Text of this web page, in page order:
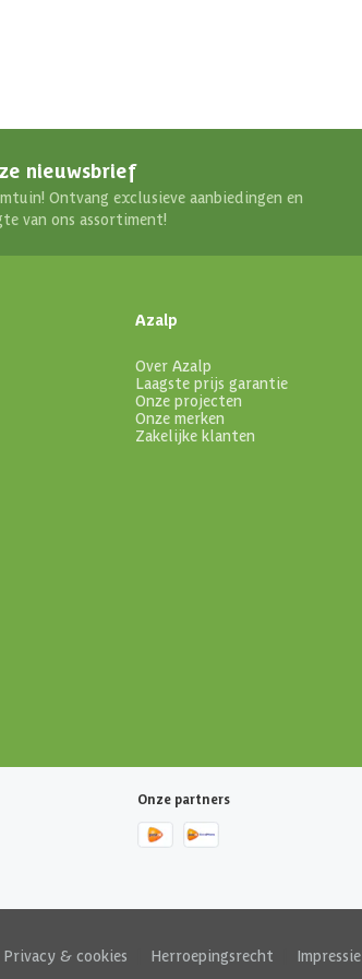
nieuwsbrief
Ontvang exclusieve aanbiedingen en
van ons assortiment!
Azalp
Over Azalp
Laagste prijs garantie
Onze projecten
Onze merken
Zakelijke klanten
Onze partners
Privacy & cookies Herroepingsrecht Impressie